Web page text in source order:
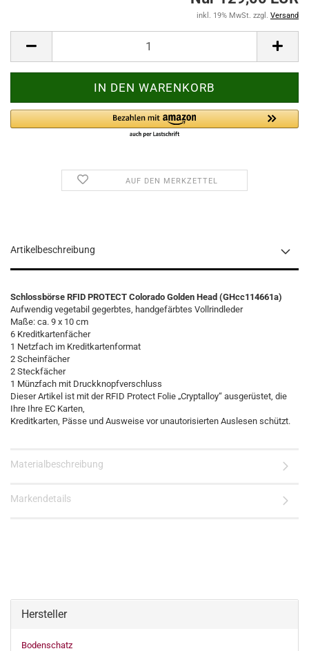
inkl. 19% MwSt. zzgl. Versand
AUF DEN MERKZETTEL
Artikelbeschreibung
Schlossbörse RFID PROTECT Colorado Golden Head (GHcc114661a)
Aufwendig vegetabil gegerbtes, handgefärbtes Vollrindleder
Maße: ca. 9 x 10 cm
6 Kreditkartenfächer
1 Netzfach im Kreditkartenformat
2 Scheinfächer
2 Steckfächer
1 Münzfach mit Druckknopfverschluss
Dieser Artikel ist mit der RFID Protect Folie „Cryptalloy“ ausgerüstet, die
Ihre Ihre EC Karten,
Kreditkarten, Pässe und Ausweise vor unautorisierten Auslesen schützt.
Materialbeschreibung
Markendetails
Hersteller
Bodenschatz